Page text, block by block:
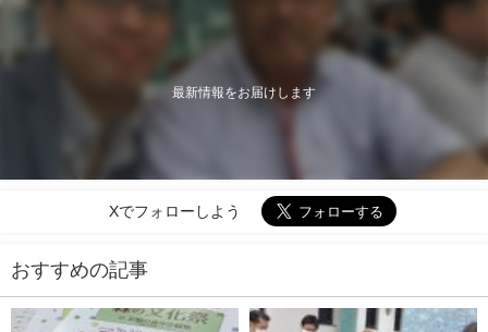
最新情報をお届けします
Xでフォローしよう
おすすめの記事